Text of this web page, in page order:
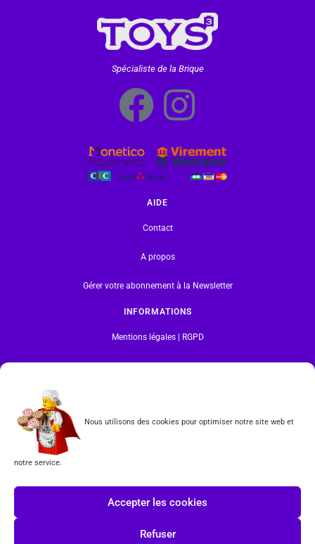
Nous utilisons des cookies pour optimiser notre site web et
notre service.
Accepter les cookies
Refuser
Spécialiste de la Brique
AIDE
Contact
A propos
Gérer votre abonnement à la Newsletter
INFORMATIONS
Mentions légales | RGPD
Tous les produits vendus sur ce site sont fabriqués par LEGO exclusivement. LEGO® est une
marque déposée par The LEGO Group. Les propriétaires des marques respectives citées sur le site
en restent les propriétaires. Tous droits réservés.
INSCRIPTION À LA NEWSLETTER